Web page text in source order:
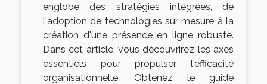
englobe des stratégies intégrées, de
l'adoption de technologies sur mesure à la
création d'une présence en ligne robuste.
Dans cet article, vous découvrirez les axes
essentiels pour propulser l'efficacité
organisationnelle. Obtenez le guide